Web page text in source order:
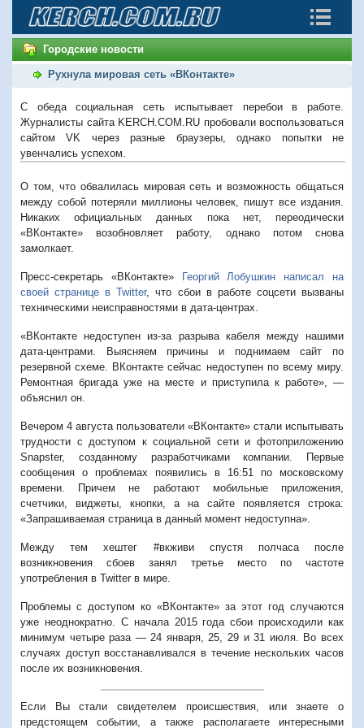
Городские новости
Рухнула мировая сеть «ВКонтакте»
С обеда социальная сеть испытывает перебои в работе.
Журналисты сайта KERCH.COM.RU пробовали воспользоваться
сайтом VK через разные браузеры, однако попытки не
увенчались успехом.
О том, что обвалилась мировая сеть и возможность общаться
между собой потеряли миллионы человек, пишут все издания.
Никаких официальных данных пока нет, переодически
«ВКонтакте» возобновляет работу, однако потом снова
замолкает.
Пресс-секретарь «ВКонтакте» Георгий Лобушкин написал на
своей странице в Twitter, что сбои в работе соцсети вызваны
техническими неисправностями в дата-центрах.
«ВКонтакте недоступен из-за разрыва кабеля между нашими
дата-центрами. Выясняем причины и поднимаем сайт по
резервной схеме. ВКонтакте сейчас недоступен по всему миру.
Ремонтная бригада уже на месте и приступила к работе», —
объяснил он.
Вечером 4 августа пользователи «ВКонтакте» стали испытывать
трудности с доступом к социальной сети и фотоприложению
Snapster, созданному разработчиками компании. Первые
сообщения о проблемах появились в 16:51 по московскому
времени. Причем не работают мобильные приложения,
счетчики, виджеты, кнопки, а на сайте появляется строка:
«Запрашиваемая страница в данный момент недоступна».
Между тем хештег #вкживи спустя полчаса после
возникновения сбоев занял третье место по частоте
употребления в Twitter в мире.
Проблемы с доступом ко «ВКонтакте» за этот год случаются
уже неоднократно. С начала 2015 года сбои происходили как
минимум четыре раза — 24 января, 25, 29 и 31 июля. Во всех
случаях доступ восстанавливался в течение нескольких часов
после их возникновения.
Если Вы стали свидетелем происшествия, или знаете о
предстоящем событии, а также располагаете интересными